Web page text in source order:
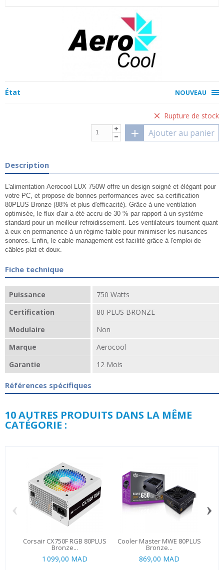
État NOUVEAU
Rupture de stock
Ajouter au panier
Description
L'alimentation Aerocool LUX 750W offre un design soigné et élégant pour
votre PC, et propose de bonnes performances avec sa certification
80PLUS Bronze (88% et plus d'efficacité). Grâce à une ventilation
optimisée, le flux d'air a été accru de 30 % par rapport à un système
standard pour un meilleur refroidissement. Les ventilateurs tournent quant
à eux en permanence à un régime faible pour minimiser les nuisances
sonores. Enfin, le cable management est facilité grâce à l'emploi de
câbles plat et doux.
Fiche technique
Puissance
750 Watts
Certification
80 PLUS BRONZE
Modulaire
Non
Marque
Aerocool
Garantie
12 Mois
Références spécifiques
10 AUTRES PRODUITS DANS LA MÊME
CATÉGORIE :
Corsair CX750F RGB 80PLUS
Bronze...
1 099,00 MAD
Cooler Master MWE 80PLUS
Bronze...
869,00 MAD
‹ ›